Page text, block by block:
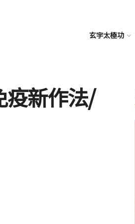
玄宇太極功
疫新作法/